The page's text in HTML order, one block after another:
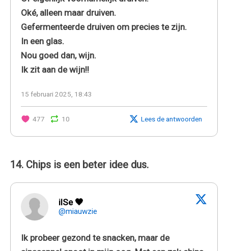
Oké, alleen maar druiven.
Gefermenteerde druiven om precies te zijn.
In een glas.
Nou goed dan, wijn.
Ik zit aan de wijn!!
15 februari 2025, 18:43
477 10 Lees de antwoorden
14. Chips is een beter idee dus.
ilSe 🖤
@miauwzie
Ik probeer gezond te snacken, maar de